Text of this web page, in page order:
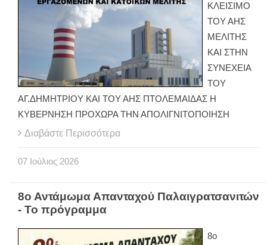
ΚΛΕΙΣΙΜΟ
ΤΟΥ ΑΗΣ
ΜΕΛΙΤΗΣ
ΚΑΙ ΣΤΗΝ
ΣΥΝΕΧΕΙΑ
ΤΟΥ
ΑΓ.ΔΗΜΗΤΡΙΟΥ ΚΑΙ ΤΟΥ ΑΗΣ ΠΤΟΛΕΜΑΙΔΑΣ Η
ΚΥΒΕΡΝΗΣΗ ΠΡΟΧΩΡΑ ΤΗΝ ΑΠΟΛΙΓΝΙΤΟΠΟΙΗΣΗ
Διαβάστε Περισσότερα
07 Ιούλιος 2026
8ο Αντάμωμα Απανταχού Παλαιγρατσανιτών
- Το πρόγραμμα
8ο